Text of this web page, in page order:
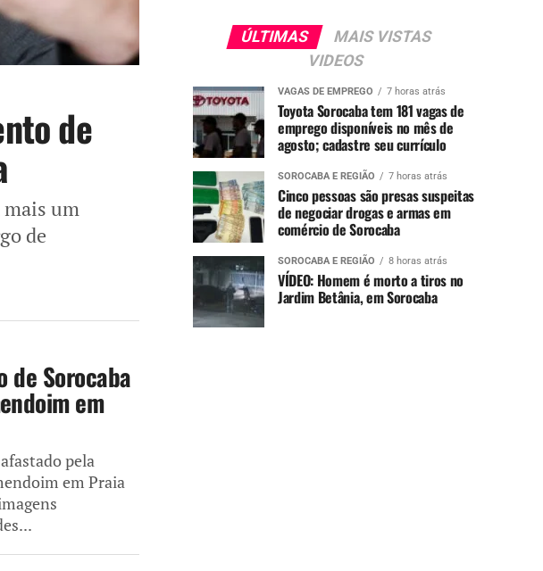
de
mais um
de
de Sorocaba
em
pela
em Praia
ÚLTIMAS
MAIS VISTAS
VIDEOS
VAGAS DE EMPREGO 7 horas atrás
Toyota Sorocaba tem 181 vagas de
emprego disponíveis no mês de
agosto; cadastre seu currículo
SOROCABA E REGIÃO 7 horas atrás
Cinco pessoas são presas suspeitas
de negociar drogas e armas em
comércio de Sorocaba
SOROCABA E REGIÃO 8 horas atrás
VÍDEO: Homem é morto a tiros no
Jardim Betânia, em Sorocaba